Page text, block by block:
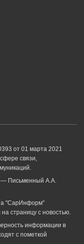
от 01 марта 2021
связи,
Письменный А.А.
"СарИнформ"
на страницу с новостью.
информации в
с пометкой